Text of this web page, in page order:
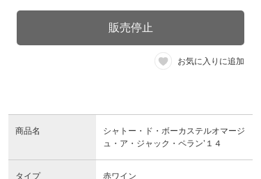
販売停止
お気に入りに追加
商品名
シャトー・ド・ボーカステルオマージ
ュ・ア・ジャック・ペラン’１４
タイプ 赤ワイン